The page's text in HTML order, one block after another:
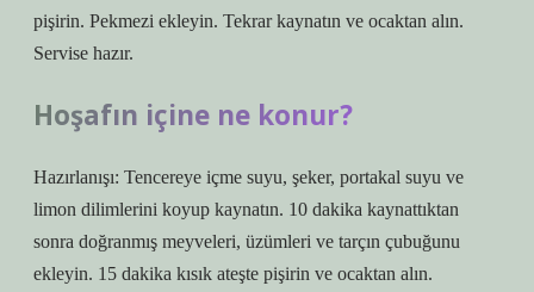
pişirin. Pekmezi ekleyin. Tekrar kaynatın ve ocaktan alın.
Servise hazır.
Hoşafın içine ne konur?
Hazırlanışı: Tencereye içme suyu, şeker, portakal suyu ve
limon dilimlerini koyup kaynatın. 10 dakika kaynattıktan
sonra doğranmış meyveleri, üzümleri ve tarçın çubuğunu
ekleyin. 15 dakika kısık ateşte pişirin ve ocaktan alın.